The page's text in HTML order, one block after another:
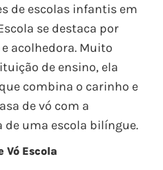
de escolas infantis em
se destaca por
acolhedora. Muito
de ensino, ela
combina o carinho e
de vó com a
de uma escola bilíngue.
Vó Escola